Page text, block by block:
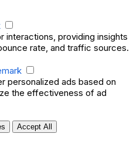
interactions, providing insights
rate, and traffic sources.
personalized ads based on
the effectiveness of ad
Accept All